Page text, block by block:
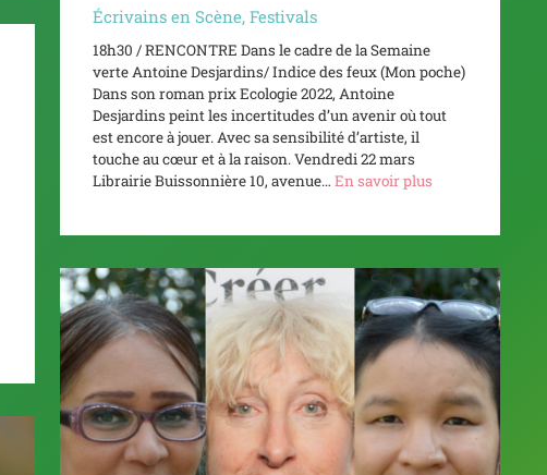
Écrivains en Scène, Festivals
18h30 / RENCONTRE Dans le cadre de la Semaine
verte Antoine Desjardins/ Indice des feux (Mon poche)
Dans son roman prix Ecologie 2022, Antoine
Desjardins peint les incertitudes d’un avenir où tout
est encore à jouer. Avec sa sensibilité d’artiste, il
touche au cœur et à la raison. Vendredi 22 mars
Librairie Buissonnière 10, avenue… En savoir plus